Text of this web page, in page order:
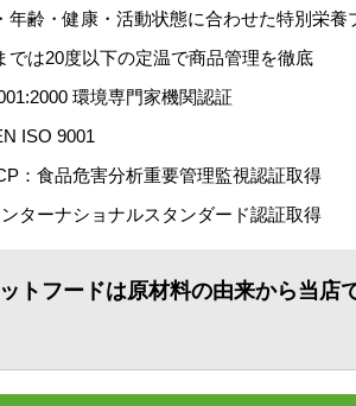
年齢・健康・活動状態に合わせた特別栄
では20度以下の定温で商品管理を徹底
環境専門家機関認証
ISO 9001
：食品危害分析重要管理監視認証取得
ターナショナルスタンダード認証取得
トフードは原材料の由来から当店